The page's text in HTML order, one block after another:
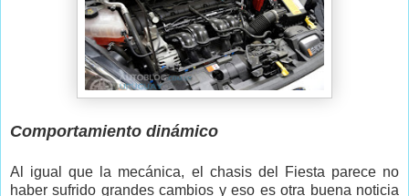
Comportamiento dinámico
Al igual que la mecánica, el chasis del Fiesta parece no
haber sufrido grandes cambios y eso es otra buena noticia